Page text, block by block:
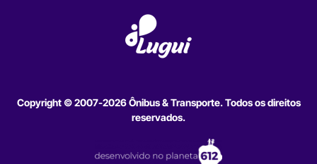
Copyright © 2007-2026 Ônibus & Transporte. Todos os direitos
reservados.